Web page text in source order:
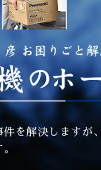
件を解決しますが